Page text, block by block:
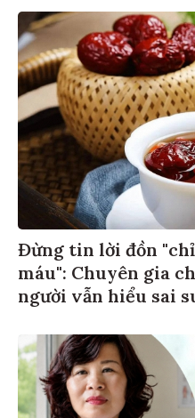
Đừng tin lời đồn "chỉ
máu": Chuyên gia
người vẫn hiểu sai